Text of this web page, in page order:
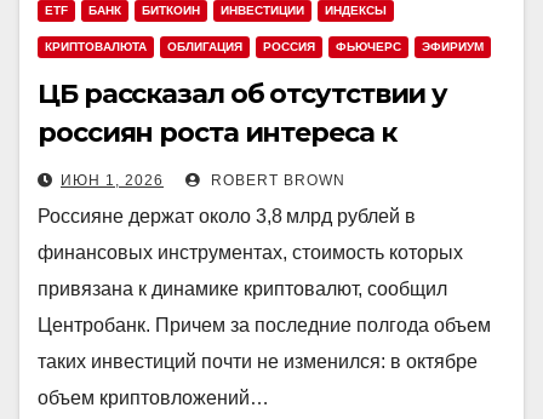
ETF БАНК БИТКОИН ИНВЕСТИЦИИ ИНДЕКСЫ
КРИПТОВАЛЮТА ОБЛИГАЦИЯ РОССИЯ ФЬЮЧЕРС ЭФИРИУМ
ЦБ рассказал об отсутствии у
россиян роста интереса к
криптоинвестициям
ИЮН 1, 2026 ROBERT BROWN
Россияне держат около 3,8 млрд рублей в
финансовых инструментах, стоимость которых
привязана к динамике криптовалют, сообщил
Центробанк. Причем за последние полгода объем
таких инвестиций почти не изменился: в октябре
объем криптовложений…